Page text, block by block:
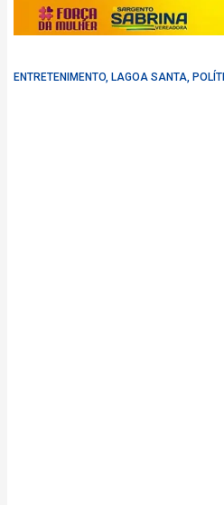
ENTRETENIMENTO, LAGOA SANTA,